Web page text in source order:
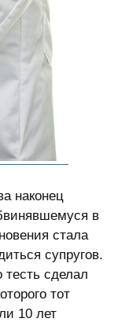
наконец
в
стала
супругов.
сделал
тот
10 лет